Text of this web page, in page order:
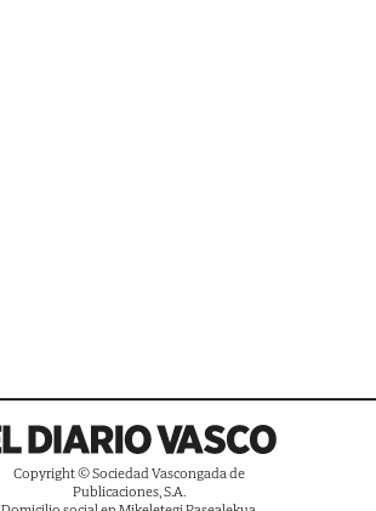
Copyright © Sociedad Vascongada de
Publicaciones, S.A.